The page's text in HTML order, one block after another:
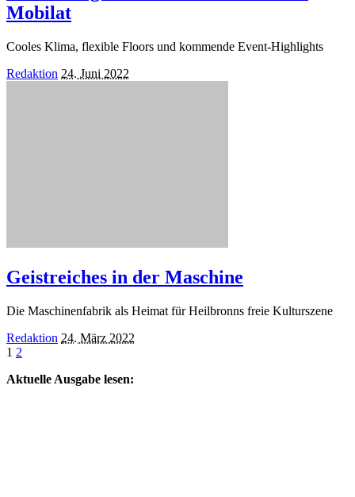
Mobilat
Cooles Klima, flexible Floors und kommende Event-Highlights
Posted
Redaktion 24. Juni 2022
Geistreiches in der Maschine
Die Maschinenfabrik als Heimat für Heilbronns freie Kulturszene
Posted
by
Redaktion 24. März 2022
1 2
Aktuelle Ausgabe lesen: